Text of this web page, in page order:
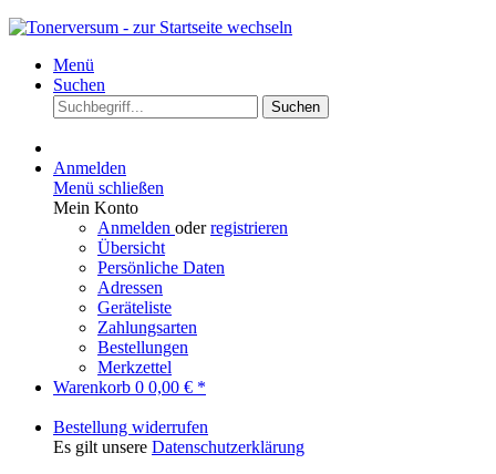
Menü
Suchen
Suchen
Anmelden
Menü schließen
Mein Konto
Anmelden oderregistrieren
Übersicht
Persönliche Daten
Adressen
Geräteliste
Zahlungsarten
Bestellungen
Merkzettel
Warenkorb 0 0,00 € *
Bestellung widerrufen
Es gilt unsere Datenschutzerklärung